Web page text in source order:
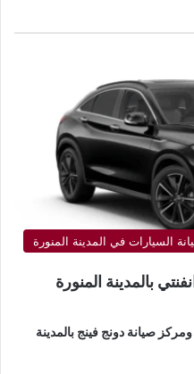
السيارات في المدينة المنورة
بالمدينة المنورة
صيانة دونج فينج بالمدينة